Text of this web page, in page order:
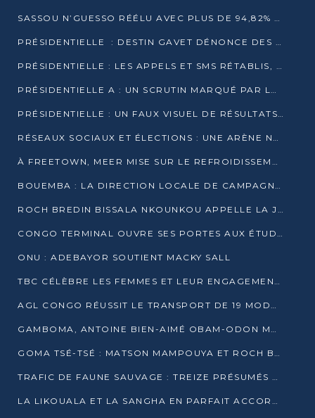
SASSOU N’GUESSO RÉÉLU AVEC PLUS DE 94,82% DES VOIX
PRÉSIDENTIELLE : DESTIN GAVET DÉNONCE DES IRRÉGULARITÉS ET REVENDIQUE LA VICTOIRE
PRÉSIDENTIELLE : LES APPELS ET SMS RÉTABLIS, INTERNET RESTE BLOQUÉ
PRÉSIDENTIELLE A : UN SCRUTIN MARQUÉ PAR LA COUPURE D’INTERNET ET UNE AFFLUENCE TIMIDE À BRAZZAVILLE
PRÉSIDENTIELLE : UN FAUX VISUEL DE RÉSULTATS CIRCULE
RÉSEAUX SOCIAUX ET ÉLECTIONS : UNE ARÈNE NUMÉRIQUE EN PLEINE MUTATION AU CONGO
À FREETOWN, MEER MISE SUR LE REFROIDISSEMENT PASSIF FACE À LA CHALEUR EXTRÊME
BOUEMBA : LA DIRECTION LOCALE DE CAMPAGNE DE DENIS SASSOU N’GUESSO MULTIPLIE LES ACTIVITÉS DE MOBILISATION
ROCH BREDIN BISSALA NKOUNKOU APPELLE LA JEUNESSE DE GOMA TSÉ-TSÉ À UN VOTE MASSIF POUR DENIS SASSOU NGUESSO
CONGO TERMINAL OUVRE SES PORTES AUX ÉTUDIANTS EN TRANSPORT ET LOGISTIQUE
ONU : ADEBAYOR SOUTIENT MACKY SALL
TBC CÉLÈBRE LES FEMMES ET LEUR ENGAGEMENT À L’OCCASION DU 8 MARS
AGL CONGO RÉUSSIT LE TRANSPORT DE 19 MODULES HORS GABARIT ENTRE POINTE-NOIRE ET BRAZZAVILLE
GAMBOMA, ANTOINE BIEN-AIMÉ OBAM-ODON MOBILISE LES 32 148 ÉLECTEURS EN FAVEUR DE DENIS SASSOU NGUESSO
GOMA TSÉ-TSÉ : MATSON MAMPOUYA ET ROCH BREDIN BISSALA NKOUNKOU EN CAMPAGNE DE PROXIMITÉ
TRAFIC DE FAUNE SAUVAGE : TREIZE PRÉSUMÉS TRAFIQUANTS INTERPELLÉS AU CONGO EN 2025
LA LIKOUALA ET LA SANGHA EN PARFAIT ACCORD AVEC LE PROJET DE SOCIÉTÉ DU CANDIDAT DENIS SASSOU-N’GUESSO